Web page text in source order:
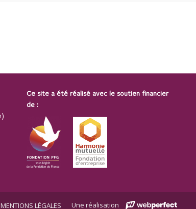
Ce site a été réalisé avec le soutien financier
de :
MENTIONS LÉGALES Une réalisation